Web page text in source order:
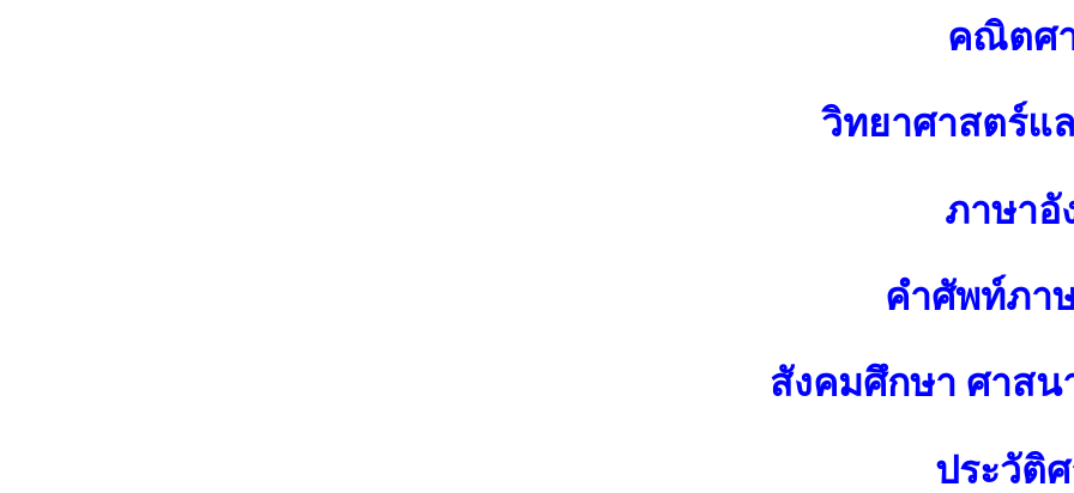
คณิตศ
วิทยาศาสตร์แ
ภาษาอั
คำศัพท์ภา
สังคมศึกษา ศาส
ประวัติ